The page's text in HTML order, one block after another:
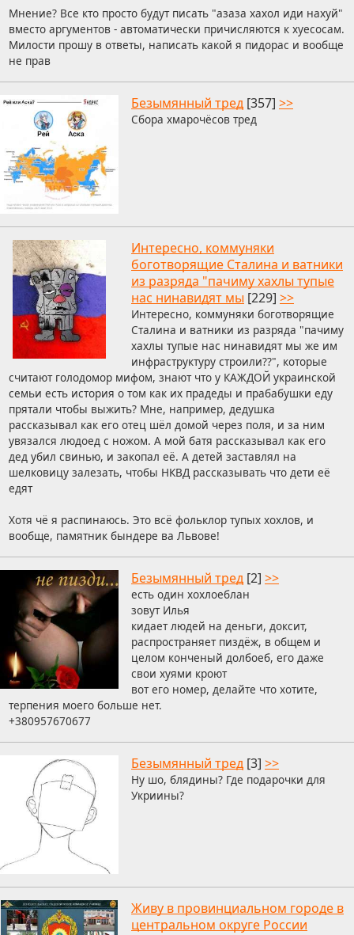
Мнение? Все кто просто будут писать "азаза хахол иди нахуй"
вместо аргументов - автоматически причисляются к хуесосам.
Милости прошу в ответы, написать какой я пидорас и вообще
не прав
Безымянный тред [357] >>
Сбора хмарочёсов тред
Интересно, коммуняки
боготворящие Сталина и ватники
из разряда "пачиму хахлы тупые
нас нинавидят мы [229] >>
Интересно, коммуняки боготворящие
Сталина и ватники из разряда "пачиму
хахлы тупые нас нинавидят мы же им
инфраструктуру строили??", которые
считают голодомор мифом, знают что у КАЖДОЙ украинской
семьи есть история о том как их прадеды и прабабушки еду
прятали чтобы выжить? Мне, например, дедушка
рассказывал как его отец шёл домой через поля, и за ним
увязался людоед с ножом. А мой батя рассказывал как его
дед убил свинью, и закопал её. А детей заставлял на
шелковицу залезать, чтобы НКВД рассказывать что дети её
едят
Хотя чё я распинаюсь. Это всё фольклор тупых хохлов, и
вообще, памятник бындере ва Львове!
Безымянный тред [2] >>
есть один хохлоеблан
зовут Илья
кидает людей на деньги, доксит,
распространяет пиздёж, в общем и
целом конченый долбоеб, его даже
свои хуями кроют
вот его номер, делайте что хотите,
терпения моего больше нет.
+380957670677
Безымянный тред [3] >>
Ну шо, блядины? Где подарочки для
Укриины?
Живу в провинциальном городе в
центральном округе России